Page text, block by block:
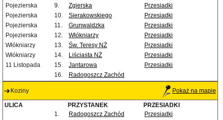
Pojezierska
9. Zgierska
Przesiadki
Pojezierska
10. Sierakowskiego
Przesiadki
Pojezierska
11. Grunwaldzka
Przesiadki
Pojezierska
12. Włókniarzy
Przesiadki
Włókniarzy
13. Św. Teresy NŻ
Przesiadki
Włókniarzy
14. Liściasta NŻ
Przesiadki
11 Listopada
15. Jantarowa
Przesiadki
16.
Radogoszcz Zachód
Koziny Pokaż na mapie
ULICA PRZYSTANEK
PRZESIADKI
1.
Radogoszcz Zachód
Przesiadki